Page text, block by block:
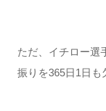
ただ、イチロー選
振りを365日1日も